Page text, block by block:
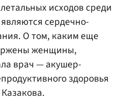
исходов среди
сердечно-
О том, каким еще
женщины,
врач — акушер-
здоровья